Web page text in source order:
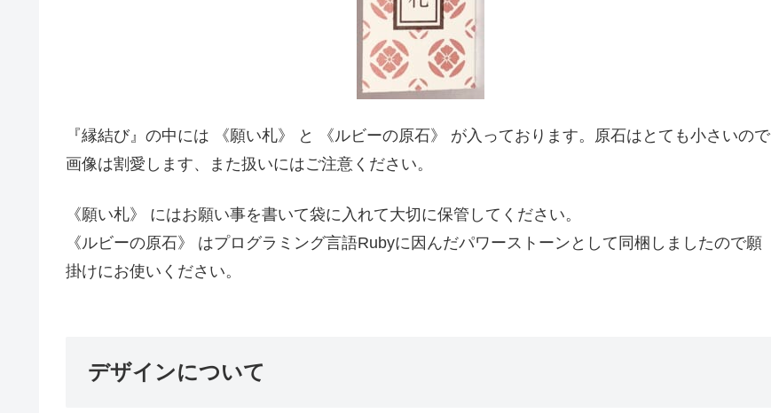
『縁結び』の中には 《願い札》 と 《ルビーの原石》 が入っております。原石はとても小さいので
画像は割愛します、また扱いにはご注意ください。
《願い札》 にはお願い事を書いて袋に入れて大切に保管してください。
《ルビーの原石》 はプログラミング言語Rubyに因んだパワーストーンとして同梱しましたので願
掛けにお使いください。
デザインについて